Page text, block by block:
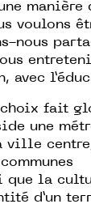
manière
voulons
nous
avec
fait
une
ville
que la
d’un